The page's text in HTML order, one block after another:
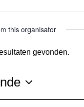
this organisator
gevonden.